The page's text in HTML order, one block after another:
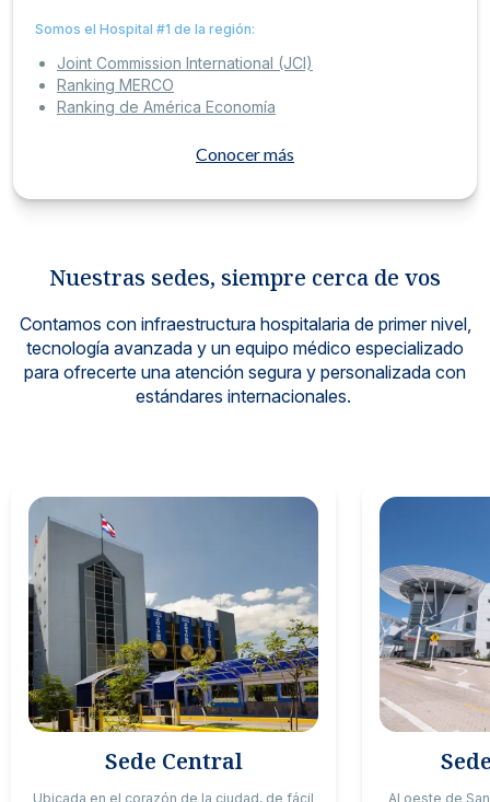
Somos el Hospital #1 de la región:
Joint Commission International (JCI)
Ranking MERCO
Ranking de América Economía
Conocer más
Nuestras sedes, siempre cerca de vos
Contamos con infraestructura hospitalaria de primer nivel,
tecnología avanzada y un equipo médico especializado
para ofrecerte una atención segura y personalizada con
estándares internacionales.
Sede Central
Ubicada en el corazón de la ciudad, de fácil
Al oeste de